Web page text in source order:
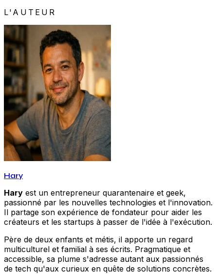
L'AUTEUR
Hary
Hary est un entrepreneur quarantenaire et geek,
passionné par les nouvelles technologies et l'innovation.
Il partage son expérience de fondateur pour aider les
créateurs et les startups à passer de l'idée à l'exécution.
Père de deux enfants et métis, il apporte un regard
multiculturel et familial à ses écrits. Pragmatique et
accessible, sa plume s'adresse autant aux passionnés
de tech qu'aux curieux en quête de solutions concrètes.